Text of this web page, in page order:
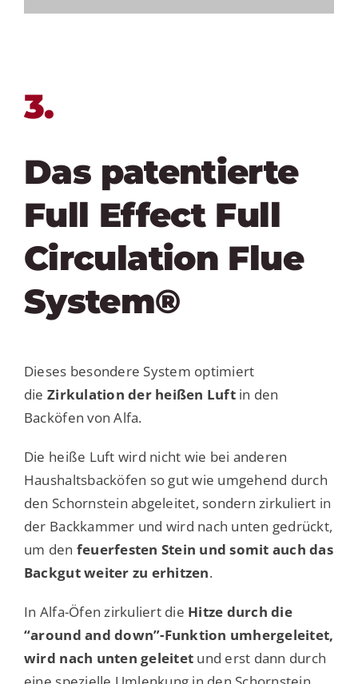
3.
Das patentierte
Full Effect Full
Circulation Flue
System®
Dieses besondere System optimiert
dieZirkulation der heißen Luftin den
Backöfen von Alfa.
Die heiße Luft wird nicht wie bei anderen
Haushaltsbacköfen so gut wie umgehend durch
den Schornstein abgeleitet, sondern zirkuliert in
der Backkammer und wird nach unten gedrückt,
um den feuerfesten Stein und somit auch das
Backgut weiter zu erhitzen.
In Alfa-Öfen zirkuliert die Hitze durch die
“around and down”-Funktion umhergeleitet,
wird nach unten geleitet und erst dann durch